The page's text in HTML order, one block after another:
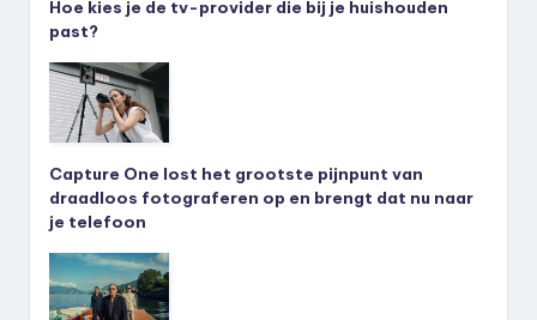
Hoe kies je de tv-provider die bij je huishouden
past?
Capture One lost het grootste pijnpunt van
draadloos fotograferen op en brengt dat nu naar
je telefoon